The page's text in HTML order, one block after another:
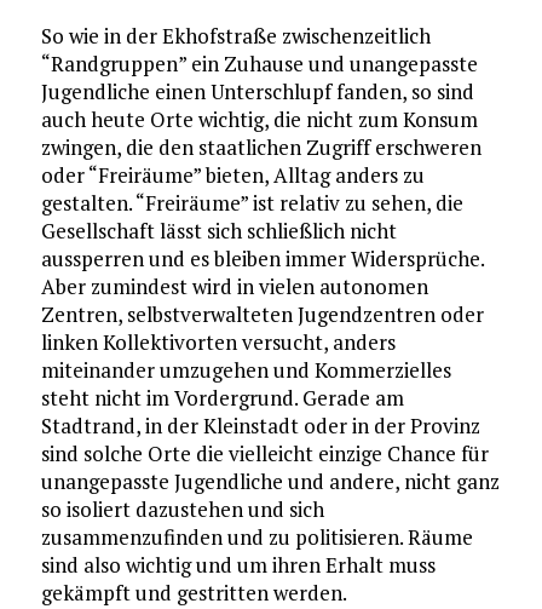
So wie in der Ekhofstraße zwischenzeitlich
“Randgruppen” ein Zuhause und unangepasste
Jugendliche einen Unterschlupf fanden, so sind
auch heute Orte wichtig, die nicht zum Konsum
zwingen, die den staatlichen Zugriff erschweren
oder “Freiräume” bieten, Alltag anders zu
gestalten. “Freiräume” ist relativ zu sehen, die
Gesellschaft lässt sich schließlich nicht
aussperren und es bleiben immer Widersprüche.
Aber zumindest wird in vielen autonomen
Zentren, selbstverwalteten Jugendzentren oder
linken Kollektivorten versucht, anders
miteinander umzugehen und Kommerzielles
steht nicht im Vordergrund. Gerade am
Stadtrand, in der Kleinstadt oder in der Provinz
sind solche Orte die vielleicht einzige Chance für
unangepasste Jugendliche und andere, nicht ganz
so isoliert dazustehen und sich
zusammenzufinden und zu politisieren. Räume
sind also wichtig und um ihren Erhalt muss
gekämpft und gestritten werden.